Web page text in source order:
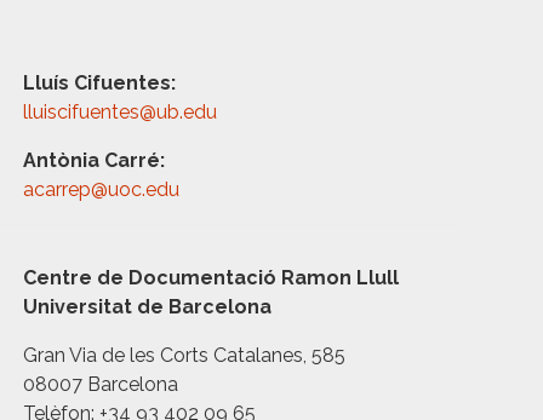
Lluís Cifuentes:
lluiscifuentes@ub.edu
Antònia Carré:
acarrep@uoc.edu
Centre de Documentació Ramon Llull
Universitat de Barcelona
Gran Via de les Corts Catalanes, 585
08007 Barcelona
Telèfon: +34 93 402 09 65